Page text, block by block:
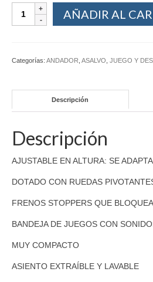
AÑADIR AL
Categorías: ANDADOR ASALVO JUEGO Y
Descripción
Descripción
AJUSTABLE EN ALTURA: SE
DOTADO CON RUEDAS
FRENOS STOPPERS QUE
BANDEJA DE JUEGOS CON
MUY COMPACTO
ASIENTO EXTRAÍBLE Y LAVABLE